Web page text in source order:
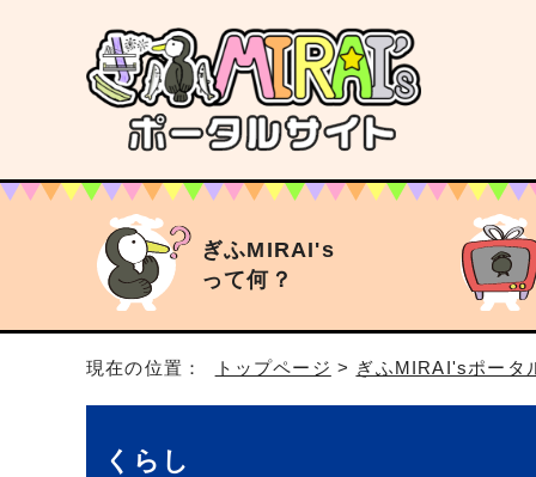
ぎふMIRAI's
って何？
現在の位置： トップページ > ぎふMIRAI'sポータ
くらし